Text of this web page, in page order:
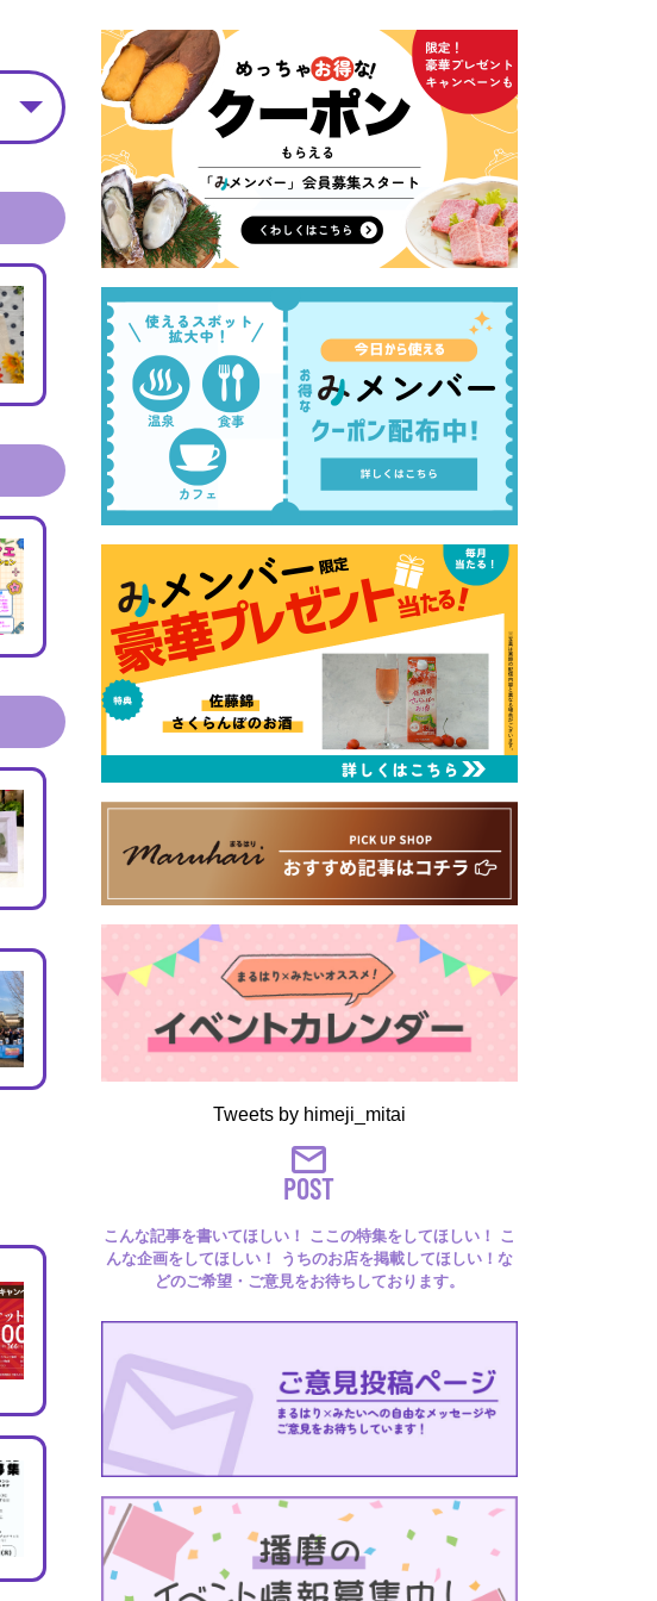
まるはり 雑誌・デジタルブック
Digital books
Tweets by himeji_mitai
POST
こんな記事を書いてほしい！ ここの特集をしてほしい！ こ
んな企画をしてほしい！ うちのお店を掲載してほしい！な
どのご希望・ご意見をお待ちしております。